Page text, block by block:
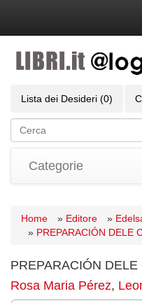
Lista dei Desideri (0)
Categorie
Home » Editore »
» PREPARACIÓN DELE
PREPARACIÓN
Rosa Maria Pérez,